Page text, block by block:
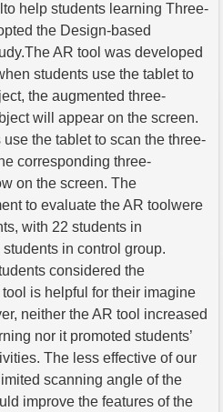
help students learning Three-
the Design-based
AR tool was developed
students use the tablet to
the augmented three-
will appear on the screen.
the tablet to scan the three-
corresponding three-
on the screen. The
to evaluate the AR toolwere
with 22 students in
in control group.
considered the
is helpful for their imagine
neither the AR tool increased
nor it promoted students’
The less effective of our
scanning angle of the
improve the features of the